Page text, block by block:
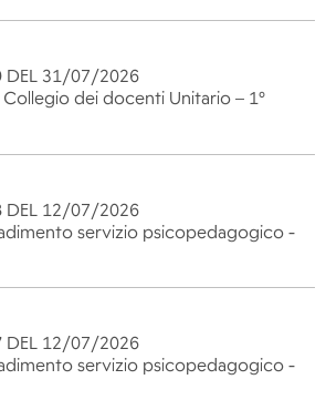
DEL 31/07/2026
dei docenti Unitario – 1°
DEL 12/07/2026
servizio psicopedagogico -
DEL 12/07/2026
servizio psicopedagogico -